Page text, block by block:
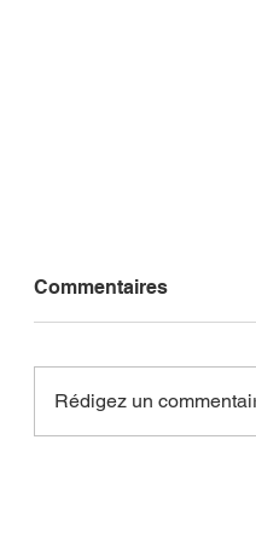
GALA D’ÉTÉ 2026
Commentaires
Rédigez un